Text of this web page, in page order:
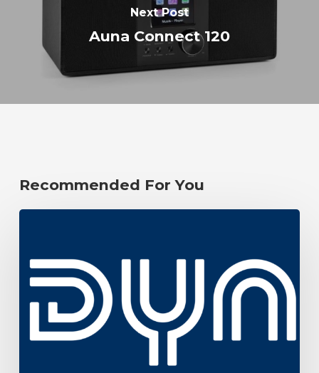
Next Post
Auna Connect 120
Recommended For You